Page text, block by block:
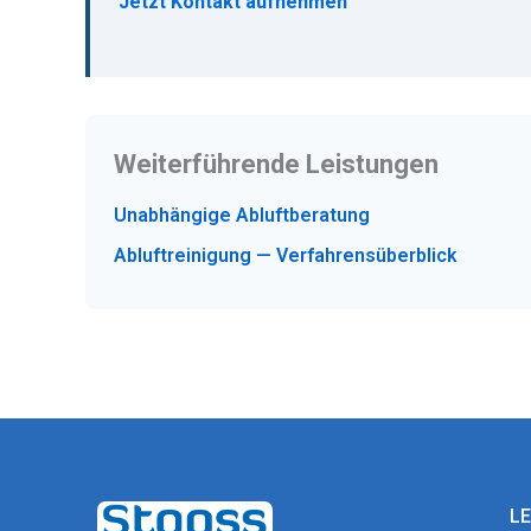
Weiterführende Leistungen
Unabhängige Abluftberatung
Abluftreinigung — Verfahrensüberblick